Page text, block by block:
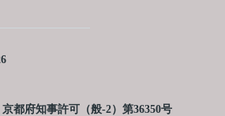
府知事許可（般-2）第36350号